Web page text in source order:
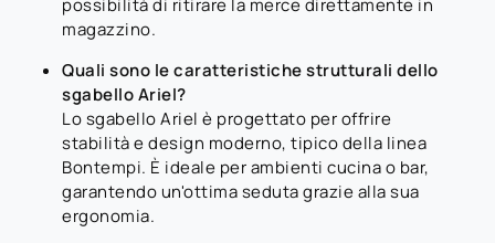
possibilità di ritirare la merce direttamente in
magazzino.
Quali sono le caratteristiche strutturali dello
sgabello Ariel?
Lo sgabello Ariel è progettato per offrire
stabilità e design moderno, tipico della linea
Bontempi. È ideale per ambienti cucina o bar,
garantendo un'ottima seduta grazie alla sua
ergonomia.